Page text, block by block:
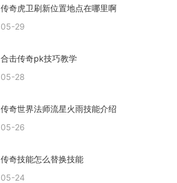
传奇虎卫刷新位置地点在哪里啊
05-29
合击传奇pk技巧教学
05-28
传奇世界法师流星火雨技能介绍
05-26
传奇技能怎么替换技能
05-24